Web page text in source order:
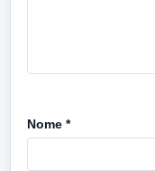
Nome *